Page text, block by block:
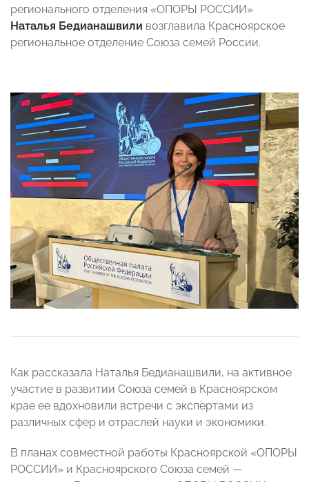
регионального отделения «ОПОРЫ РОССИИ»
Наталья Бедианашвили возглавила Красноярское
региональное отделение Союза семей России.
Как рассказала Наталья Бедианашвили, на активное
участие в развитии Союза семей в Красноярском
крае ее вдохновили встречи с экспертами из
различных сфер и отраслей науки и экономики.
В планах совместной работы Красноярской «ОПОРЫ
РОССИИ» и Красноярского Союза семей —